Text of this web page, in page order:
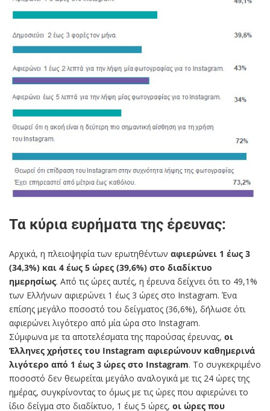
Τα κύρια ευρήματα της έρευνας:
Αρχικά, η πλειοψηφία των ερωτηθέντων αφιερώνει 1 έως 3
(34,3%) και 4 έως 5 ώρες (39,6%) στο διαδίκτυο
ημερησίως. Από τις ώρες αυτές, η έρευνα δείχνει ότι το 49,1%
των Ελλήνων αφιερώνει 1 έως 3 ώρες στο Instagram. Ένα
επίσης μεγάλο ποσοστό του δείγματος (36,6%), δήλωσε ότι
αφιερώνει λιγότερο από μία ώρα στο Instagram.
Σύμφωνα με τα αποτελέσματα της παρούσας έρευνας, οι
Έλληνες χρήστες του Instagram αφιερώνουν καθημερινά
λιγότερο από 1 έως 3 ώρες στο Instagram. Το συγκεκριμένο
ποσοστό δεν θεωρείται μεγάλο αναλογικά με τις 24 ώρες της
ημέρας, συγκρίνοντας το όμως με τις ώρες που αφιερώνει το
ίδιο δείγμα στο διαδίκτυο, 1 έως 5 ώρες, οι ώρες που